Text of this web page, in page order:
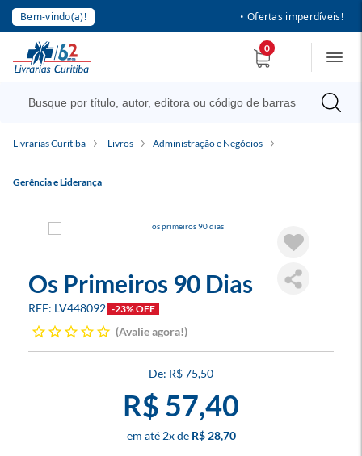
Bem-vindo(a)! • Ofertas imperdíveis!
0
Livrarias Curitiba Livros Administração e Negócios
Gerência e Liderança
Os Primeiros 90 Dias
LV448092 -23% OFF
Avalie agora!
R$ 75,50
R$ 57,40
2x R$ 28,70